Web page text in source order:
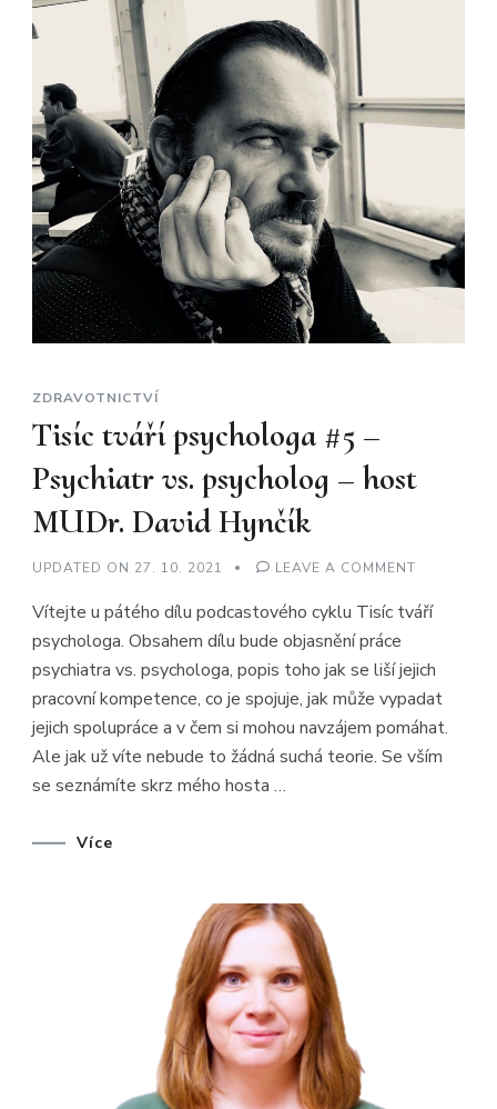
ZDRAVOTNICTVÍ
Tisíc tváří psychologa #5 –
Psychiatr vs. psycholog – host
MUDr. David Hynčík
UPDATED ON 27. 10. 2021 LEAVE A COMMENT
PSYCHIATR
VS.
–
HOST
MUDR.
DAVID
HYNČÍK
Vítejte u pátého dílu podcastového cyklu Tisíc tváří
psychologa. Obsahem dílu bude objasnění práce
psychiatra vs. psychologa, popis toho jak se liší jejich
pracovní kompetence, co je spojuje, jak může vypadat
jejich spolupráce a v čem si mohou navzájem pomáhat.
Ale jak už víte nebude to žádná suchá teorie. Se vším
se seznámíte skrz mého hosta …
Více